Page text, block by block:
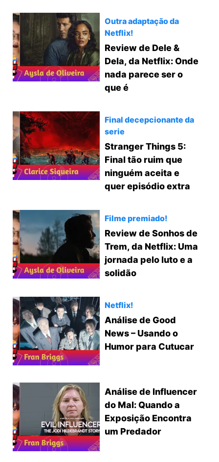
Outra adaptação da
Netflix!
Review de Dele &
Dela, da Netflix: Onde
nada parece ser o
que é
Final decepcionante da
serie
Stranger Things 5:
Final tão ruim que
ninguém aceita e
quer episódio extra
Filme premiado!
Review de Sonhos de
Trem, da Netflix: Uma
jornada pelo luto e a
solidão
Netflix!
Análise de Good
News – Usando o
Humor para Cutucar
Análise de Influencer
do Mal: Quando a
Exposição Encontra
um Predador